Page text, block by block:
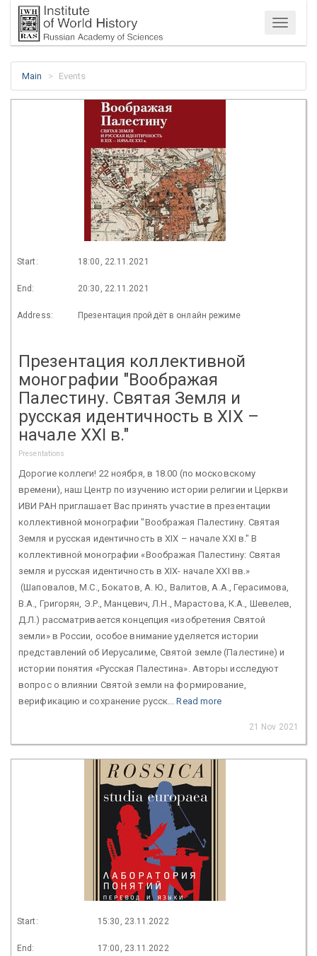
Menu
Main Events
Start: 18:00, 22.11.2021
End: 20:30, 22.11.2021
Address: Презентация пройдёт в онлайн режиме
Презентация коллективной
монографии "Воображая
Палестину. Святая Земля и
русская идентичность в XIX –
начале XXI в."
Presentations
Дорогие коллеги! 22 ноября, в 18.00 (по московскому
времени), наш Центр по изучению истории религии и Церкви
ИВИ РАН приглашает Вас принять участие в презентации
коллективной монографии "Воображая Палестину. Святая
Земля и русская идентичность в XIX – начале XXI в." В
коллективной монографии «Воображая Палестину: Святая
земля и русская идентичность в XIX- начале XXI вв.»
(Шаповалов, М.С., Бокатов, А. Ю., Валитов, А.А., Герасимова,
В.А., Григорян, Э.Р., Манцевич, Л.Н., Марастова, К.А., Шевелев,
Д.Л.) рассматривается концепция «изобретения Святой
земли» в России, особое внимание уделяется истории
представлений об Иерусалиме, Святой земле (Палестине) и
истории понятия «Русская Палестина». Авторы исследуют
вопрос о влиянии Святой земли на формирование,
верификацию и сохранение русск...Read more
21 Nov 2021
Start: 15:30, 23.11.2022
End: 17:00, 23.11.2022